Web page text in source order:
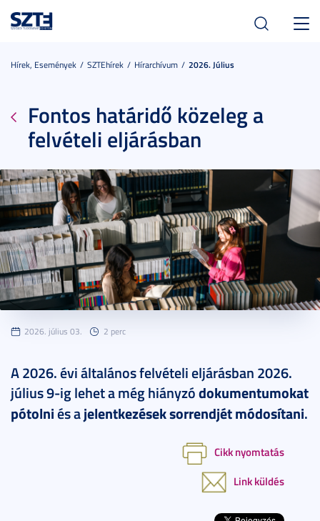
Hírek, Események SZTEhírek Hírarchívum 2026. Július
Fontos határidő közeleg a
felvételi eljárásban
2026. július 03. 2 perc
A 2026. évi általános felvételi eljárásban 2026.
július 9-ig lehet a még hiányzódokumentumokat
pótolniés ajelentkezések sorrendjét módosítani.
Cikk nyomtatás
Link küldés